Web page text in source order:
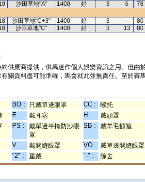
沙田草地"A" 1400 好 3 6
78
沙田草地"C+3" 1400 好 3 --
80
沙田草地"C" 1400 好 3 13 80
供應商提供，供馬迷作個人娛樂資訊之用。但
關資料盡可能準確，馬會就此並無責任。至於賽
BO : 只戴單邊眼罩 CC :
喉托
E : 戴耳塞 H :
戴頭罩
PS :
戴單邊半掩防沙眼
罩
SB : 戴羊毛額箍
V : 戴開縫眼罩 VO : 戴單邊開縫眼罩
"2" : 重戴 "-" : 除去